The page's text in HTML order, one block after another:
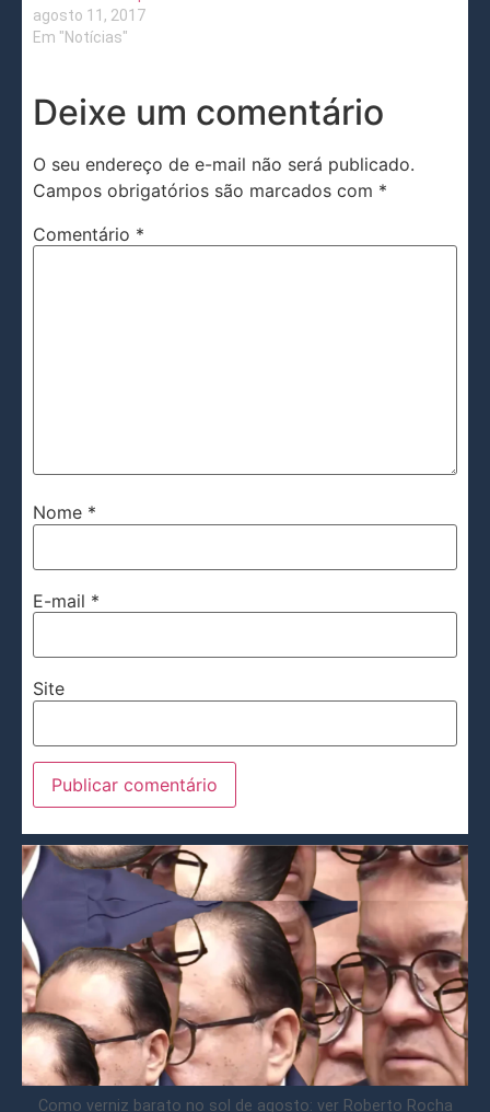
agosto 11, 2017
Em "Notícias"
Deixe um comentário
O seu endereço de e-mail não será publicado.
Campos obrigatórios são marcados com *
Comentário *
Nome *
E-mail *
Site
Como verniz barato no sol de agosto: ver Roberto Rocha